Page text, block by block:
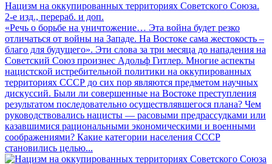
Нацизм на оккупированных территориях Советского Союза.
2-е изд., перераб. и доп.
«Речь о борьбе на уничтожение… Эта война будет резко
отличаться от войны на Западе. На Востоке сама жестокость –
благо для будущего». Эти слова за три месяца до нападения на
Советский Союз произнес Адольф Гитлер. Многие аспекты
нацистской истребительной политики на оккупированных
территориях СССР до сих пор являются предметом научных
дискуссий. Были ли совершенные на Востоке преступления
результатом последовательно осуществлявшегося плана? Чем
руководствовались нацисты — расовыми предрассудками или
казавшимися рациональными экономическими и военными
соображениями? Какие категории населения СССР
становились целью...